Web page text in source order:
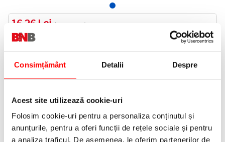
Consimțământ Detalii Despre
Acest site utilizează cookie-uri
Folosim cookie-uri pentru a personaliza conținutul și
anunțurile, pentru a oferi funcții de rețele sociale și pentru
a analiza traficul. De asemenea, le oferim partenerilor de
16,26 Lei (pret cu TVA)
In stoc
17 puncte de fidelitate
Bucati:
Cod produs:E26594
Informatii livrare
Telefon: